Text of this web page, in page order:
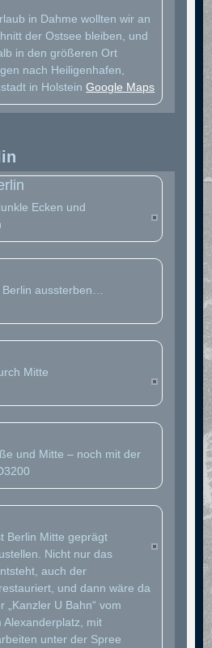
in Dahme wollten wir an
der Ostsee bleiben, und
in den größeren Ort
nach Heiligenhafen,
in HolsteinGoogle Maps
Ecken und
Berlin aussterben…
Mitte
und Mitte – noch mit der
Berlin Mitte geprägt
Nicht nur das
auch der
und dann wäre da
„Kanzler U Bahn“ vom
Alexanderplatz, mit
unter der Spree